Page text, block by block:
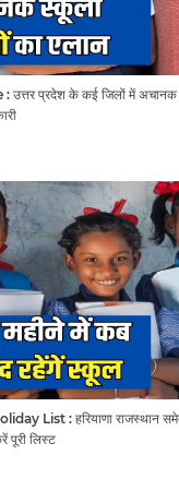
प्रदेश के कई जिलों में अचानक
List : हरियाणा राजस्थान
लिस्ट